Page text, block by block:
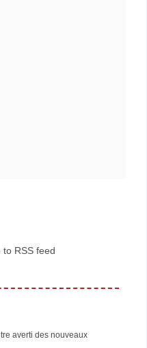
to RSS feed
averti des nouveaux